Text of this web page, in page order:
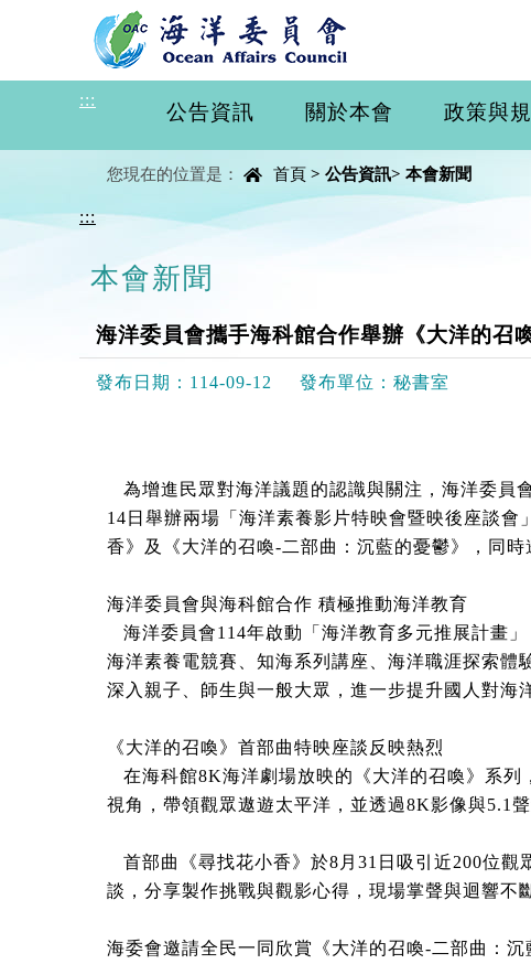
進入內容區塊
:::
公告資訊 關於本會 政策與
您現在的位置是： 首頁 > 公告資訊> 本會新聞
:::
本會新聞
中央內容區塊
海洋委員會攜手海科館合作舉辦《大洋的召
發布日期： 114-09-12 發布單位： 秘書室
為增進民眾對海洋議題的認識與關注，海洋委員
14日舉辦兩場「海洋素養影片特映會暨映後座談
香》及《大洋的召喚-二部曲：沉藍的憂鬱》，同
海洋委員會與海科館合作 積極推動海洋教育
海洋委員會114年啟動「海洋教育多元推展計畫
海洋素養電競賽、知海系列講座、海洋職涯探索
深入親子、師生與一般大眾，進一步提升國人對海
《大洋的召喚》首部曲特映座談反映熱烈
在海科館8K海洋劇場放映的《大洋的召喚》系列
視角，帶領觀眾遨遊太平洋，並透過8K影像與5.1
首部曲《尋找花小香》於8月31日吸引近200位觀
談，分享製作挑戰與觀影心得，現場掌聲與迴響不
海委會邀請全民一同欣賞《大洋的召喚-二部曲：